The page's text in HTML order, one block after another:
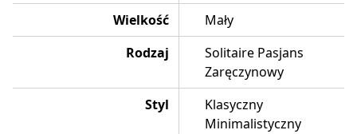
Wielkość
Mały
Rodzaj
Solitaire Pasjans
Zaręczynowy
Styl
Klasyczny
Minimalistyczny